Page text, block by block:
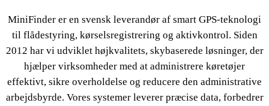
MiniFinder er en svensk leverandør af smart GPS-teknologi
til flådestyring, kørselsregistrering og aktivkontrol. Siden
2012 har vi udviklet højkvalitets, skybaserede løsninger, der
hjælper virksomheder med at administrere køretøjer
effektivt, sikre overholdelse og reducere den administrative
arbejdsbyrde. Vores systemer leverer præcise data, forbedrer